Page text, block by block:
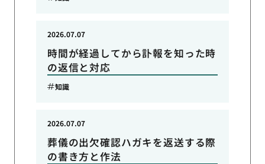
時間が経過してから訃報を知った時
の返信と対応
2026.07.07
知識
葬儀の出欠確認ハガキを返送する際
の書き方と作法
2026.07.07